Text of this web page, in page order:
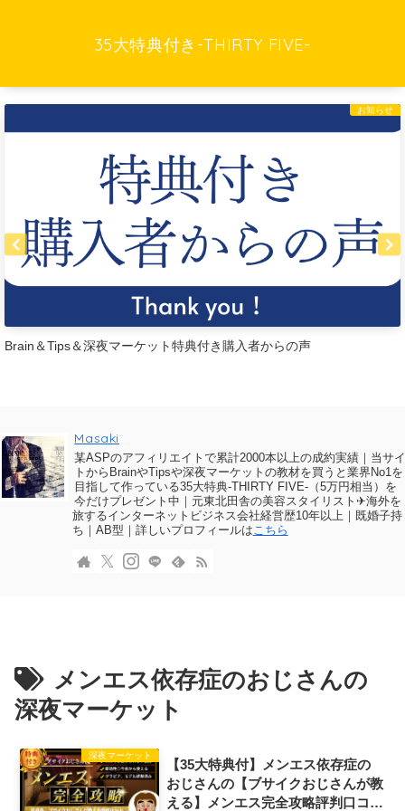
35大特典付き-THIRTY FIVE-
お知らせ
Brain＆Tips＆深夜マーケット特典付き購入者からの声
Masaki
某ASPのアフィリエイトで累計2000本以上の成約実績｜当サ
トからBrainやTipsや深夜マーケットの教材を買うと業界No1を
目指して作っている35大特典-THIRTY FIVE-（5万円相当）を
今だけプレゼント中｜元東北田舎の美容スタイリスト✈海外を
旅するインターネットビジネス会社経営歴10年以上｜既婚子持
ち｜AB型｜詳しいプロフィールはこちら
メンエス依存症のおじさんの
深夜マーケット
深夜マーケット
【35大特典付】メンエス依存症の
おじさんの【ブサイクおじさんが教
える】メンエス完全攻略評判口コミ